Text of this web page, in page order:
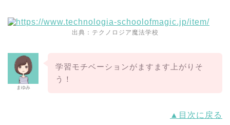
出典： テクノロジア魔法学校
まゆみ
学習モチベーションがますます上がりそ
う！
▲目次に戻る